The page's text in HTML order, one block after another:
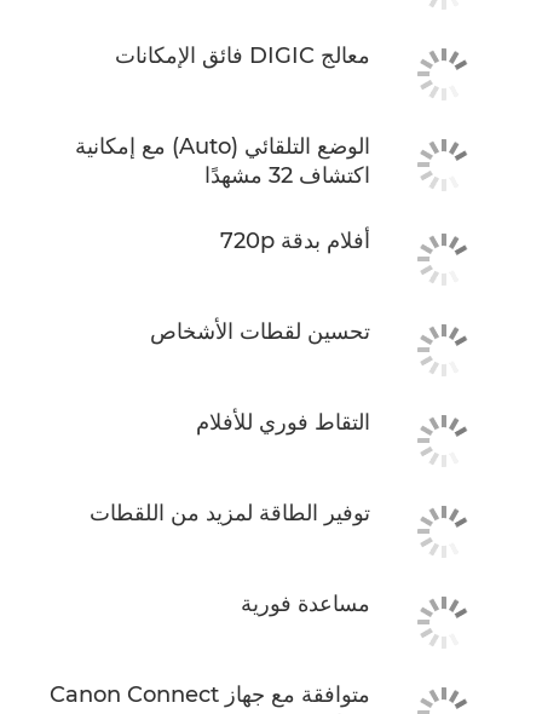
معالج DIGIC فائق الإمكانات
الوضع التلقائي (Auto) مع إمكانية
اكتشاف 32 مشهدًا
أفلام بدقة 720p
تحسين لقطات الأشخاص
التقاط فوري للأفلام
توفير الطاقة لمزيد من اللقطات
مساعدة فورية
متوافقة مع جهاز Canon Connect